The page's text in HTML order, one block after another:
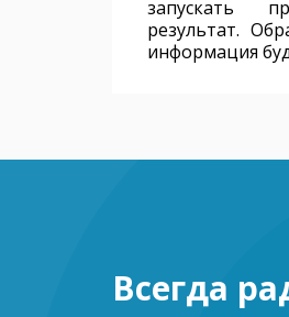
запускать
результат.
информация
Всегда